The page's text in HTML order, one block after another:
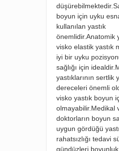
boyun için uyku
kullanılan yastık
önemlidir.Anatomik
visko elastik yastık
iyi bir uyku
sağlığı için
yastıklarının sertlik
dereceleri önemli
visko yastık boyun
olmayabilir.Medikal
doktorların boyun
uygun gördüğü
rahatsızlığı tedavi
gündüzleri